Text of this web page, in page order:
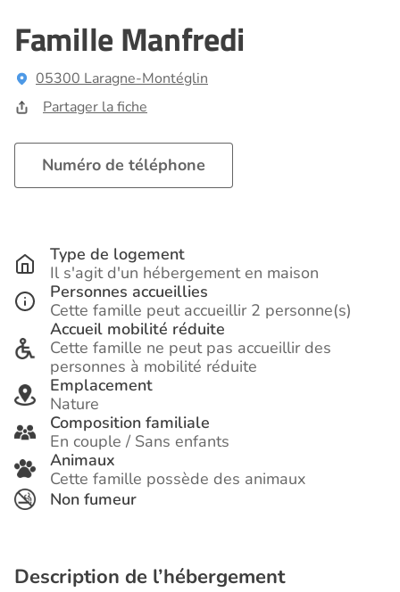
Famille Manfredi
05300 Laragne-Montéglin
Partager la fiche
Numéro de téléphone
Type de logement
Il s'agit d'un hébergement en maison
Personnes accueillies
Cette famille peut accueillir 2 personne(s)
Accueil mobilité réduite
Cette famille ne peut pas accueillir des
personnes à mobilité réduite
Emplacement
Nature
Composition familiale
En couple / Sans enfants
Animaux
Cette famille possède des animaux
Non fumeur
Description de l’hébergement